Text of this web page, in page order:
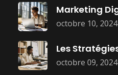
octobre 10, 2024
octobre 09, 2024